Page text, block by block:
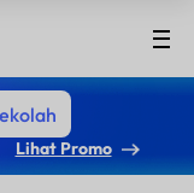
Lihat Promo